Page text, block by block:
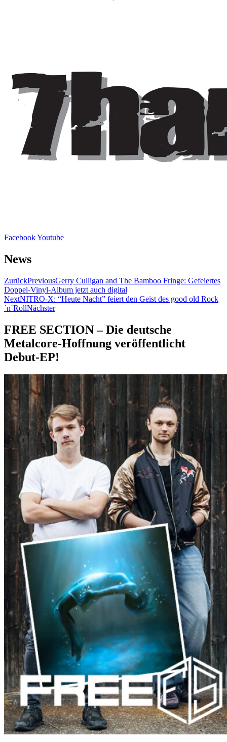
FacebookYoutube
News
ZurückPreviousGerry Culligan and The Bamboo Fringe: Gefeiertes
Doppel-Vinyl-Album jetzt auch digital
NextNITRO-X: “Heute Nacht” feiert den Geist des good old Rock
´n´RollNächster
FREE SECTION – Die deutsche
Metalcore-Hoffnung veröffentlicht
Debut-EP!